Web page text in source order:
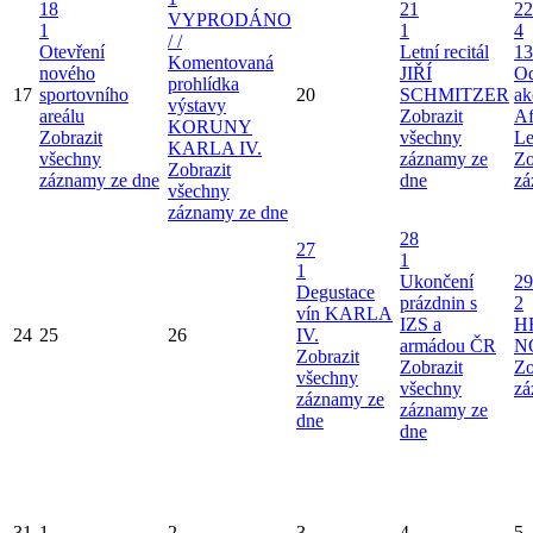
17
18
1
Otevření
nového
sportovního
areálu
Zobrazit
všechny
záznamy ze dne
VYPRODÁNO
/ /
Komentovaná
prohlídka
výstavy
KORUNY
KARLA IV.
Zobrazit
všechny
záznamy ze dne
20
21
1
Letní recitál
JIŘÍ
SCHMITZER
Zobrazit
všechny
záznamy ze
dne
22
4
24 25 26
27
1
Degustace
vín KARLA
IV.
Zobrazit
všechny
záznamy ze
dne
28
1
Ukončení
prázdnin s
IZS a
armádou ČR
Zobrazit
všechny
záznamy ze
dne
29
2